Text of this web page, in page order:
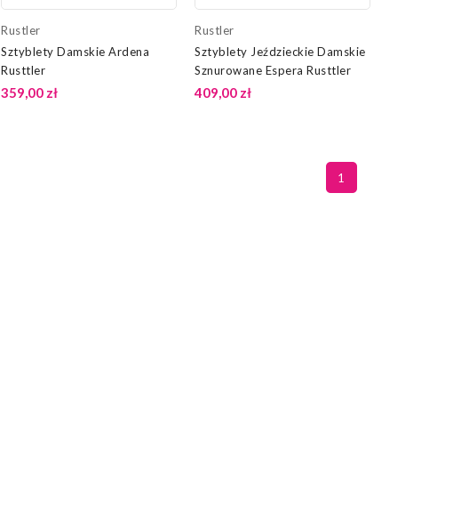
Rustler
Sztyblety Damskie Ardena
Rusttler
359,00 zł
Rustler
Sztyblety Jeździeckie Damskie
Sznurowane Espera Rusttler
409,00 zł
1